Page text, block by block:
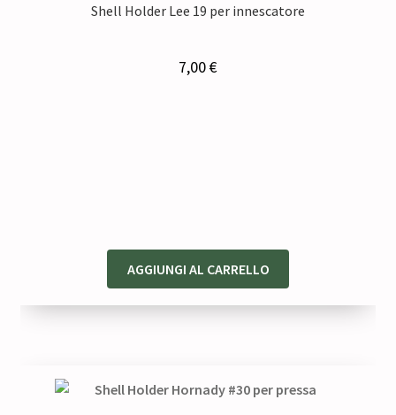
Shell Holder Lee 19 per innescatore
7,00€
AGGIUNGI AL CARRELLO